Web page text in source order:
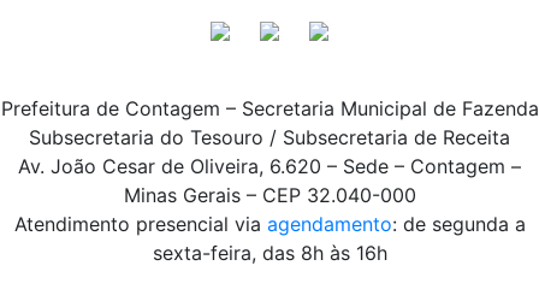
Prefeitura de Contagem – Secretaria Municipal de Fazenda
Subsecretaria do Tesouro / Subsecretaria de Receita
Av. João Cesar de Oliveira, 6.620 – Sede – Contagem –
Minas Gerais – CEP 32.040-000
Atendimento presencial via agendamento: de segunda a
sexta-feira, das 8h às 16h